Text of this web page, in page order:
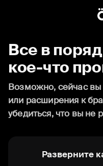
Все в
кое-что
Возможно, сейчас вы
или расширения к
убедиться, что вы не
Разверните